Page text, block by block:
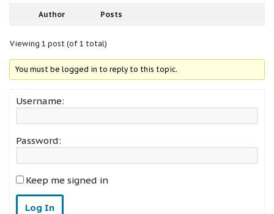
Author Posts
Viewing 1 post (of 1 total)
You must be logged in to reply to this topic.
Username:
Password:
Keep me signed in
Log In